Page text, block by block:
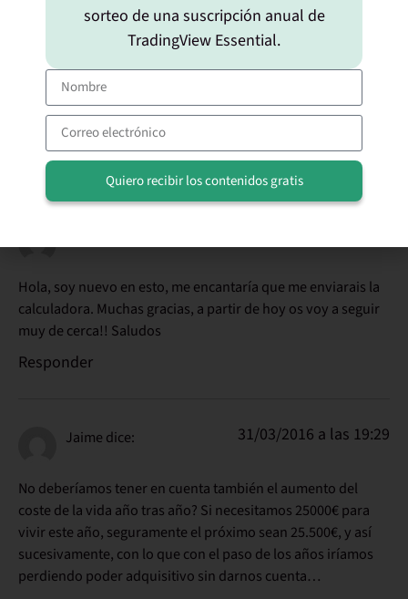
Hola creo que faltan algunos conceptos para cerrar la idea
que tengo dando vuelta en la cabeza desde hace días
quisiera ver esas calculadoras si es posible, gracias y tratare
de aportar con mis conclusiones.
Saludos
Responder
Hola, soy nuevo en esto, me encantaría que me enviarais la
calculadora. Muchas gracias, a partir de hoy os voy a seguir
muy de cerca!! Saludos
Responder
Jaime dice: 31/03/2016 a las 19:29
No deberíamos tener en cuenta también el aumento del
coste de la vida año tras año? Si necesitamos 25000€ para
vivir este año, seguramente el próximo sean 25.500€, y así
sucesivamente, con lo que con el paso de los años iríamos
perdiendo poder adquisitivo sin darnos cuenta…
sorteo de una suscripción anual de
TradingView Essential.
Quiero recibir los contenidos gratis